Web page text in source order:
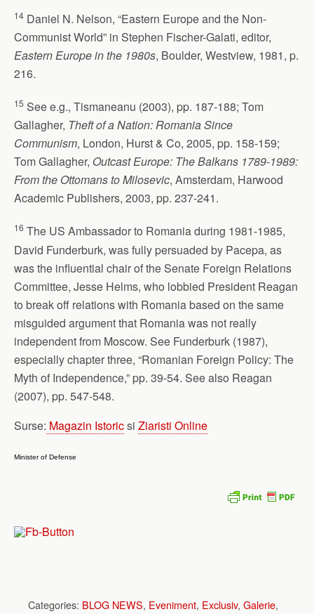
14 Daniel N. Nelson, “Eastern Europe and the Non-
Communist World” in Stephen Fischer-Galati, editor,
Eastern Europe in the 1980s, Boulder, Westview, 1981, p.
216.
15 See e.g., Tismaneanu (2003), pp. 187-188; Tom
Gallagher, Theft of a Nation: Romania Since
Communism, London, Hurst & Co, 2005, pp. 158-159;
Tom Gallagher, Outcast Europe: The Balkans 1789-1989:
From the Ottomans to Milosevic, Amsterdam, Harwood
Academic Publishers, 2003, pp. 237-241.
16 The US Ambassador to Romania during 1981-1985,
David Funderburk, was fully persuaded by Pacepa, as
was the influential chair of the Senate Foreign Relations
Committee, Jesse Helms, who lobbied President Reagan
to break off relations with Romania based on the same
misguided argument that Romania was not really
independent from Moscow. See Funderburk (1987),
especially chapter three, “Romanian Foreign Policy: The
Myth of Independence,” pp. 39-54. See also Reagan
(2007), pp. 547-548.
Surse: Magazin Istoricsi Ziaristi Online
Minister of Defense
Categories: BLOG NEWS, Eveniment, Exclusiv, Galerie,